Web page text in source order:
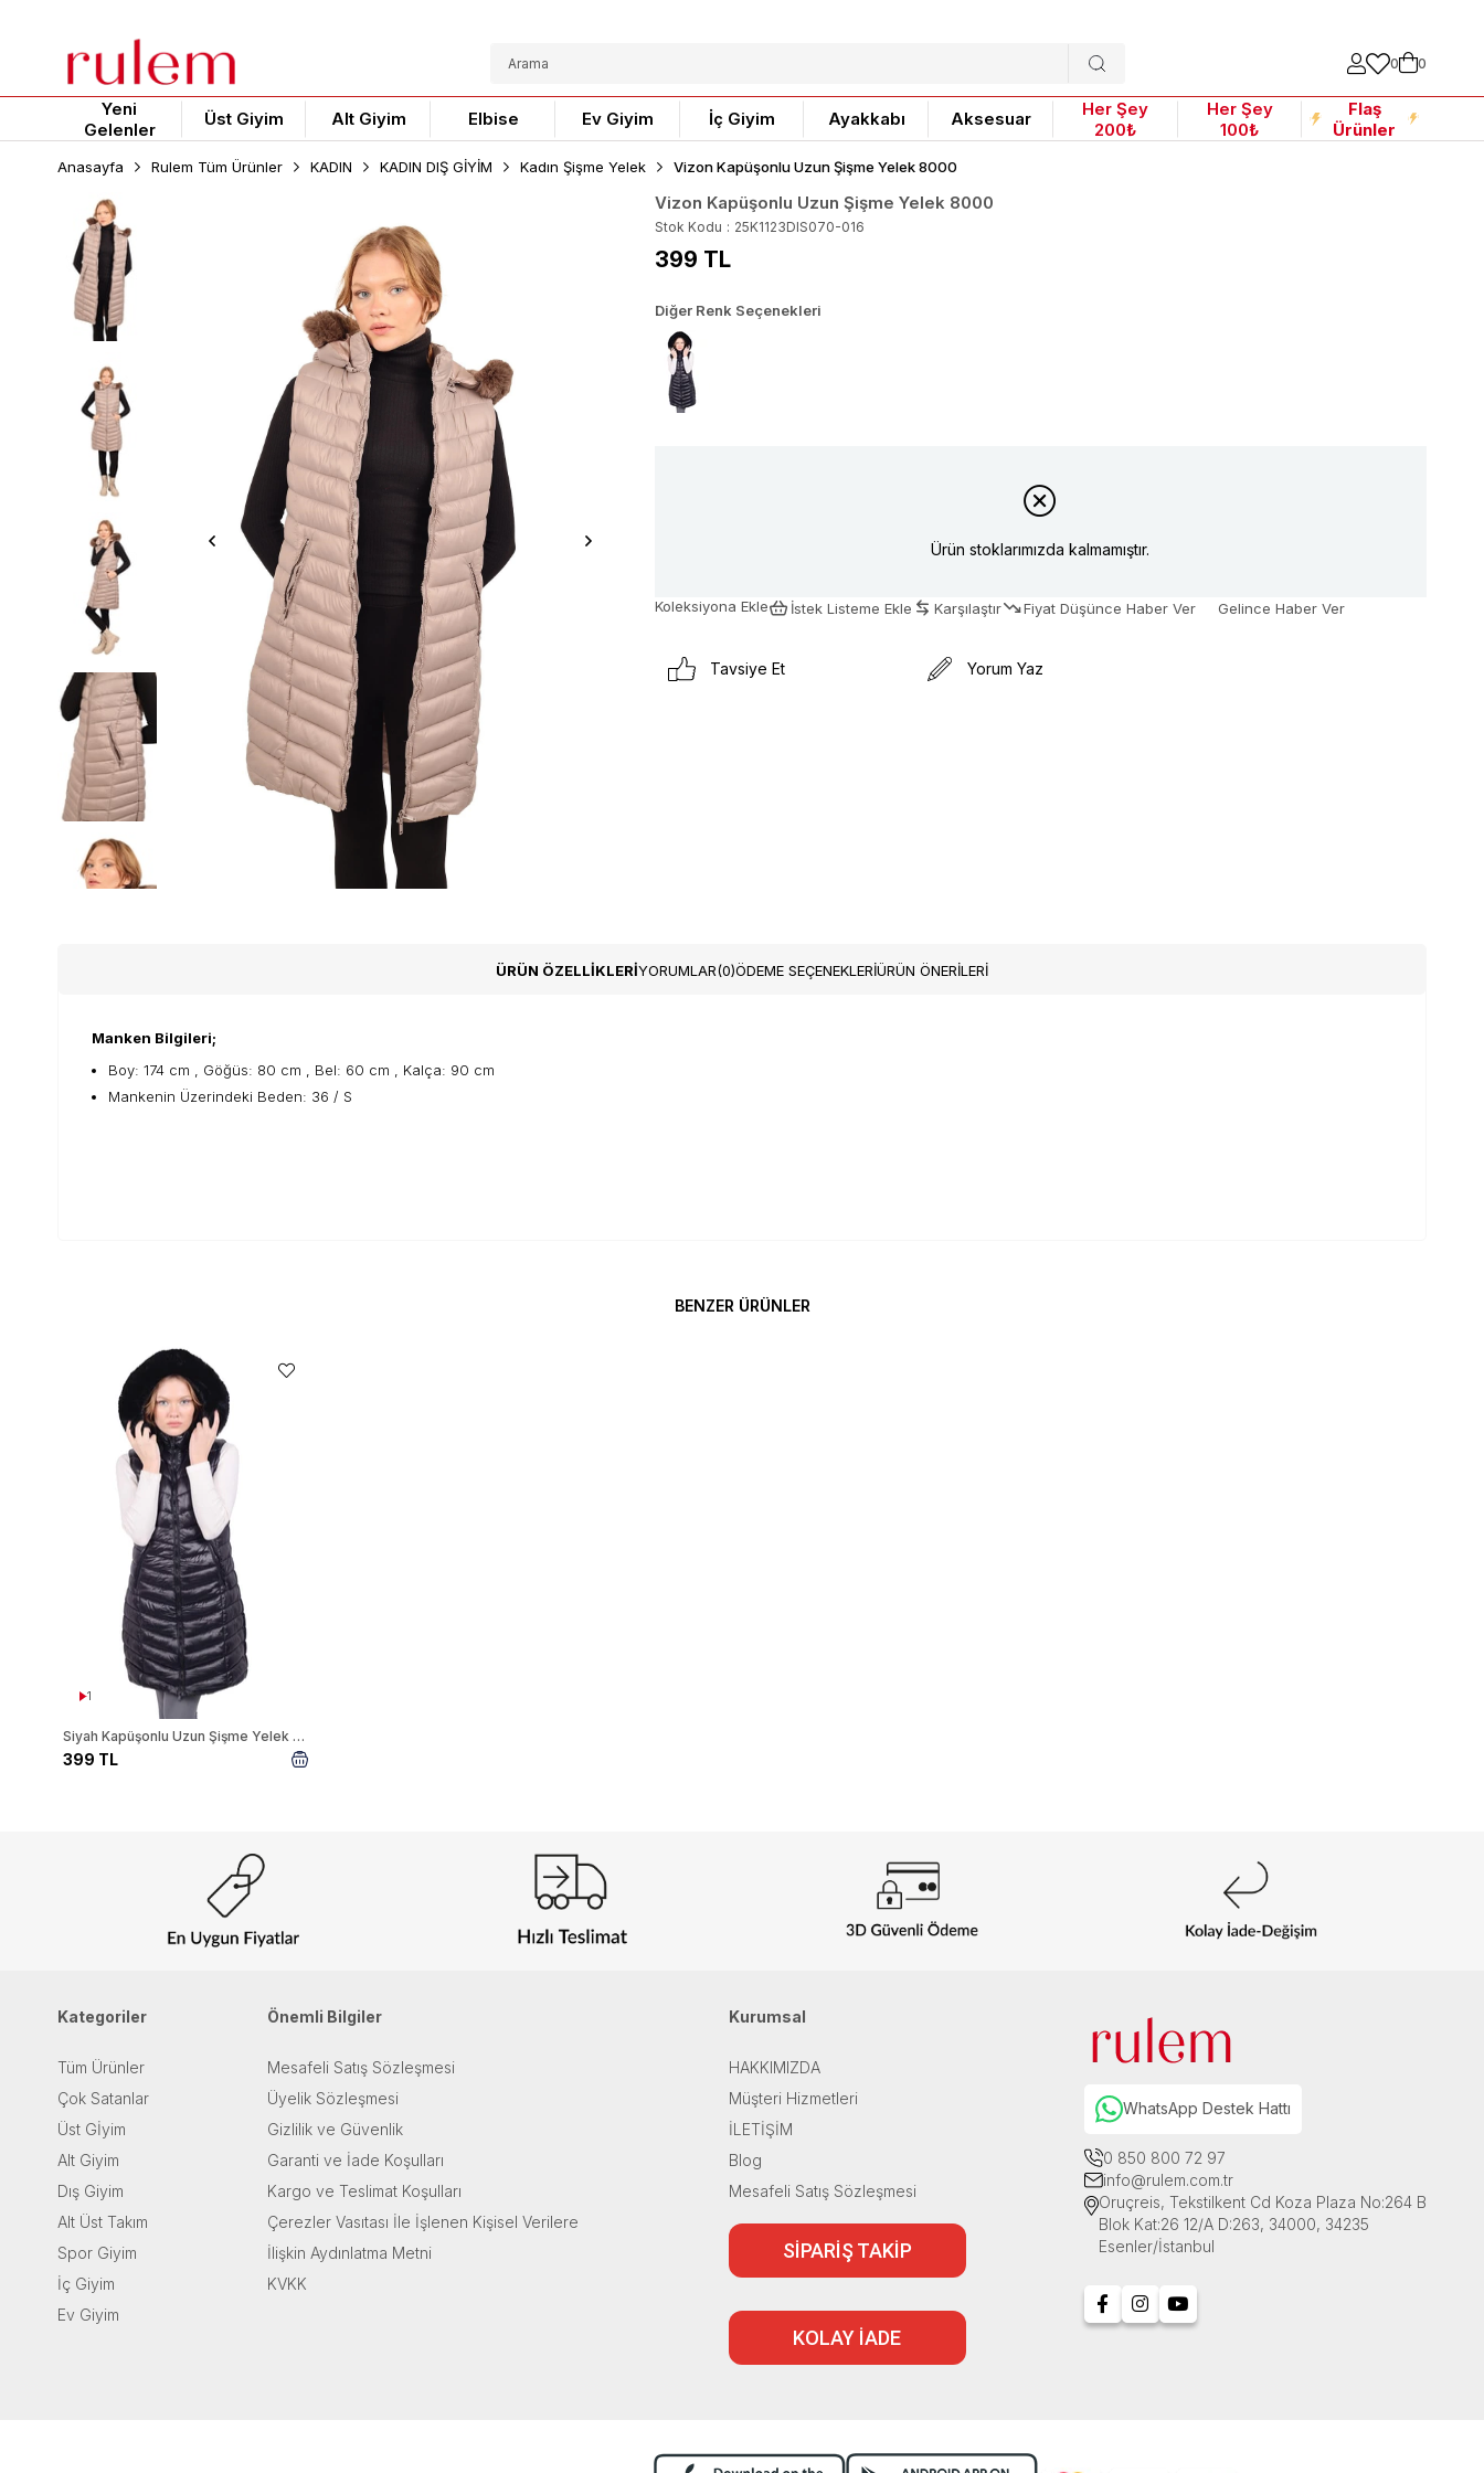
0 0
Yeni
Gelenler
Üst Giyim Alt Giyim Elbise Ev Giyim İç Giyim Ayakkabı Aksesuar
Her Şey
200₺
Her Şey
100₺
Flaş
Ürünler
Anasayfa Rulem Tüm Ürünler KADIN KADIN DIŞ GİYİM Kadın Şişme Yelek Vizon Kapüşonlu Uzun Şişme Yelek 8000
Vizon Kapüşonlu Uzun Şişme Yelek 8000
Stok Kodu 25K1123DIS070-016
399 TL
Diğer Renk Seçenekleri
Ürün stoklarımızda kalmamıştır.
Koleksiyona Ekle İstek Listeme Ekle Karşılaştır Fiyat Düşünce Haber Ver Gelince Haber Ver
Tavsiye Et Yorum Yaz
ÜRÜN ÖZELLIKLERIYORUMLAR(0)ÖDEME SEÇENEKLERIÜRÜN ÖNERILERI
Manken Bilgileri;
Boy: 174 cm , Göğüs: 80 cm , Bel: 60 cm , Kalça: 90 cm
Mankenin Üzerindeki Beden: 36 / S
BENZER ÜRÜNLER
1
Siyah Kapüşonlu Uzun Şişme Yelek 8000
399 TL
Kategoriler
Tüm Ürünler
Çok Satanlar
Üst Gİyim
Alt Giyim
Dış Giyim
Alt Üst Takım
Spor Giyim
İç Giyim
Ev Giyim
Önemli Bilgiler
Mesafeli Satış Sözleşmesi
Üyelik Sözleşmesi
Gizlilik ve Güvenlik
Garanti ve İade Koşulları
Kargo ve Teslimat Koşulları
Çerezler Vasıtası İle İşlenen Kişisel Verilere
İlişkin Aydınlatma Metni
KVKK
Kurumsal
HAKKIMIZDA
Müşteri Hizmetleri
İLETİŞİM
Blog
Mesafeli Satış Sözleşmesi
SİPARİŞ TAKİP
KOLAY İADE
WhatsApp Destek Hattı
0 850 800 72 97
info@rulem.com.tr
Oruçreis, Tekstilkent Cd Koza Plaza No:264 B
Blok Kat:26 12/A D:263, 34000, 34235
Esenler/İstanbul